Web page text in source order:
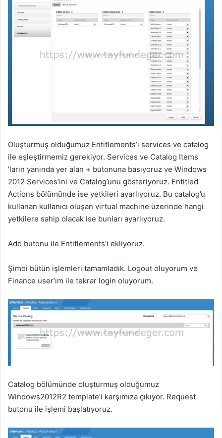
Oluşturmuş olduğumuz Entitlements’i services ve catalog
ile eşleştirmemiz gerekiyor. Services ve Catalog Items
‘ların yanında yer alan + butonuna basıyoruz ve Windows
2012 Services’ini ve Catalog’unu gösteriyoruz. Entitled
Actions bölümünde ise yetkileri ayarlıyoruz. Bu catalog’u
kullanan kullanıcı oluşan virtual machine üzerinde hangi
yetkilere sahip olacak ise bunları ayarlıyoruz.
Add butonu ile Entitlements’i ekliyoruz.
Şimdi bütün işlemleri tamamladık. Logout oluyorum ve
Finance user’ım ile tekrar login oluyorum.
Catalog bölümünde oluşturmuş olduğumuz
Windows2012R2 template’i karşımıza çıkıyor. Request
butonu ile işlemi başlatıyoruz.